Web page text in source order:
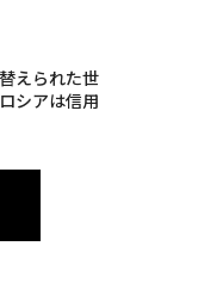
えられた世
シアは信用